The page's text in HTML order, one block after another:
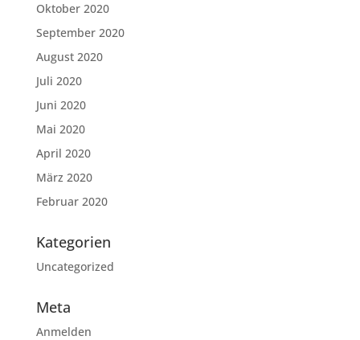
Oktober 2020
September 2020
August 2020
Juli 2020
Juni 2020
Mai 2020
April 2020
März 2020
Februar 2020
Kategorien
Uncategorized
Meta
Anmelden